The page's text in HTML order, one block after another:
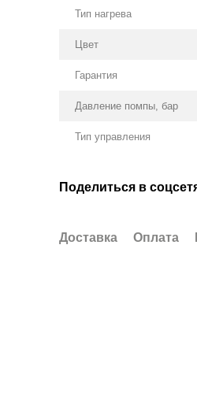
Тип нагрева
Цвет
Гарантия
Давление помпы, бар
Тип управления
Поделиться в
Доставка Оплата